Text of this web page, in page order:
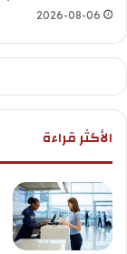
2026-08-06
الأكثر قراءة